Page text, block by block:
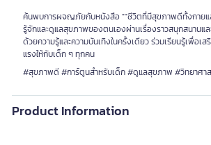
ค้นพบการผจญภัยกับหนังสือ ""ชีวิตที่มีสุขภาพดีทั้งกายแล
รู้จักและดูแลสุขภาพของตนเองผ่านเรื่องราวสนุกสนานแ
ด้วยความรู้และความบันเทิงในครั้งเดียว ร่วมเรียนรู้เพื่อเ
แรงให้กับเด็ก ๆ ทุกคน
#สุขภาพดี #การ์ตูนสำหรับเด็ก #ดูแลสุขภาพ #วิทยาศ
Product Information